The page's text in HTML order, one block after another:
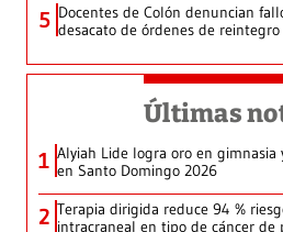
5 Docentes de Colón denuncian
desacato de órdenes de reintegro
Últimas
1 Alyiah Lide logra oro en gimnasia
en Santo Domingo 2026
2 Terapia dirigida reduce 94 %
intracraneal en tipo de cáncer de